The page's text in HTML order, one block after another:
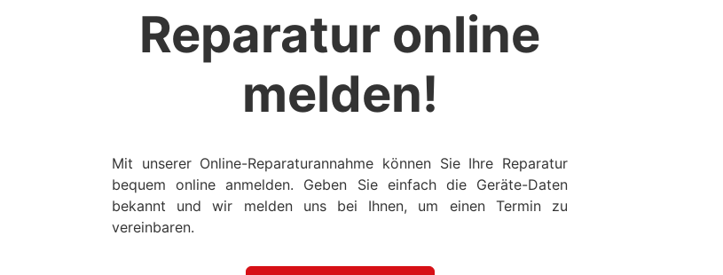
Reparatur online
melden!
Mit unserer Online-Reparaturannahme können Sie Ihre Reparatur
bequem online anmelden. Geben Sie einfach die Geräte-Daten
bekannt und wir melden uns bei Ihnen, um einen Termin zu
vereinbaren.